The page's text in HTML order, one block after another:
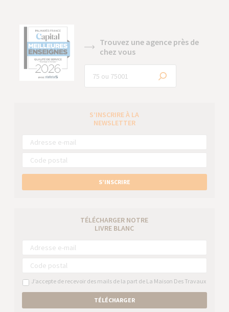
Trouvez une agence près de
chez vous
S’INSCRIRE À LA
NEWSLETTER
S’INSCRIRE
TÉLÉCHARGER NOTRE
LIVRE BLANC
J’accepte de recevoir des mails de la part de La Maison Des Travaux
TÉLÉCHARGER